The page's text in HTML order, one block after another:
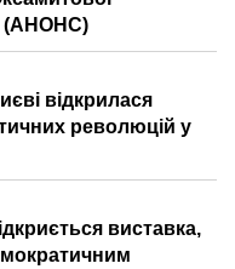
(АНОНС)
відкрилася
революцій у
виставка,